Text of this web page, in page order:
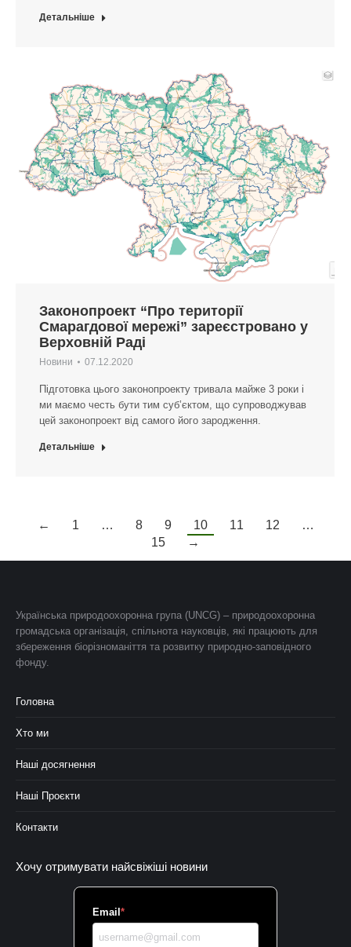
Детальніше
Законопроект “Про території
Смарагдової мережі” зареєстровано у
Верховній Раді
Новини 07.12.2020
Підготовка цього законопроекту тривала майже 3 роки і
ми маємо честь бути тим суб’єктом, що супроводжував
цей законопроект від самого його зародження.
Детальніше
← 1 … 8 9 10 11 12
…
15
→
Українська природоохоронна група (UNCG) – природоохоронна
громадська організація, спільнота науковців, які працюють для
збереження біорізноманіття та розвитку природно-заповідного
фонду.
Головна
Хто ми
Наші досягнення
Наші Проєкти
Контакти
Хочу отримувати найсвіжіші новини
Email *